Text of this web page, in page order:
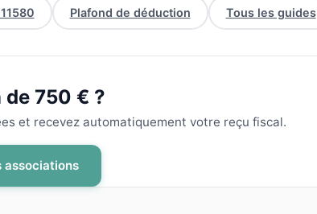
Plafond de déduction Tous les guides
de 750 € ?
et recevez automatiquement votre reçu fiscal.
associations